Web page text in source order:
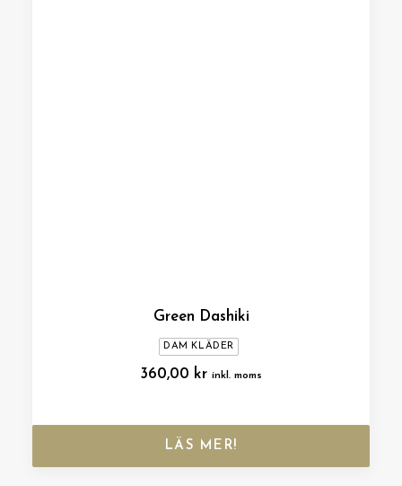
Green Dashiki
DAM KLÄDER
360,00 kr inkl. moms
LÄS MER!